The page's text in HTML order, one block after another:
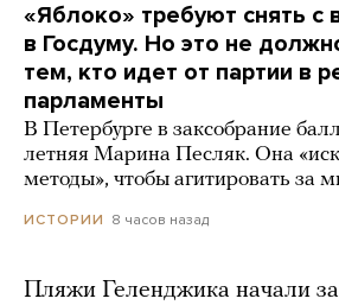
«Яблоко» требуют снять с
в Госдуму. Но это не
тем, кто идет от партии в
парламенты
В Петербурге в заксобрание
летняя Марина Песляк. Она
методы», чтобы агитировать за
ИСТОРИИ 8 часов назад
Пляжи Геленджика начали